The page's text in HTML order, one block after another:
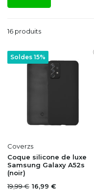
16 produits
Soldes 15%
Coverzs
Coque silicone de luxe
Samsung Galaxy A52s
(noir)
19,99 € 16,99 €